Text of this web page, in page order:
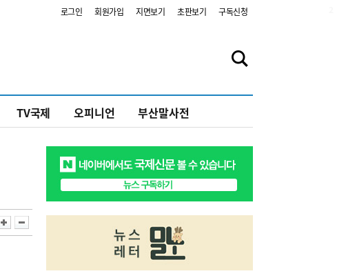
로그인 회원가입 지면보기 초판보기 구독신청
TV국제 오피니언 부산말사전